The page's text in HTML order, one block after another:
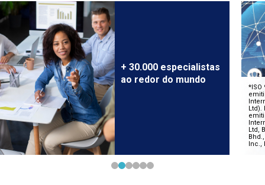
+ 30.000 especialistas
ao redor do mundo